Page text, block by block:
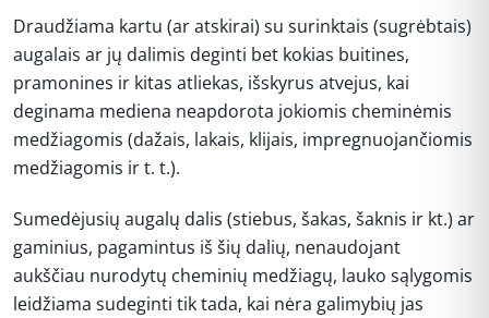
Draudžiama kartu (ar atskirai) su surinktais (sugrėbtais)
augalais ar jų dalimis deginti bet kokias buitines,
pramonines ir kitas atliekas, išskyrus atvejus, kai
deginama mediena neapdorota jokiomis cheminėmis
medžiagomis (dažais, lakais, klijais, impregnuojančiomis
medžiagomis ir t. t.).
Sumedėjusių augalų dalis (stiebus, šakas, šaknis ir kt.) ar
gaminius, pagamintus iš šių dalių, nenaudojant
aukščiau nurodytų cheminių medžiagų, lauko sąlygomis
leidžiama sudeginti tik tada, kai nėra galimybių jas